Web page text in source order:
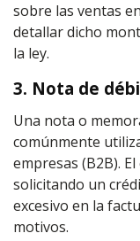
sobre las ventas
detallar dicho
la ley.
3. Nota de
Una nota o
comúnmente
empresas (B2B).
solicitando un
excesivo en la
motivos.